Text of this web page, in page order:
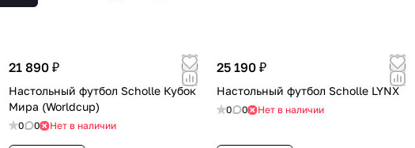
21 890 ₽
Настольный футбол Scholle Кубок
Мира (Worldcup)
0 0 Нет в наличии
25 190 ₽
Настольный футбол Scholle LYNX
0 0 Нет в наличии